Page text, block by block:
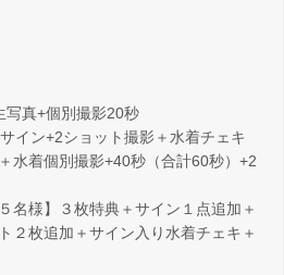
写真+個別撮影20秒
イン+2ショット撮影＋水着チェキ
水着個別撮影+40秒（合計60秒）+2
名様】３枚特典＋サイン１点追加＋
２枚追加＋サイン入り水着チェキ＋